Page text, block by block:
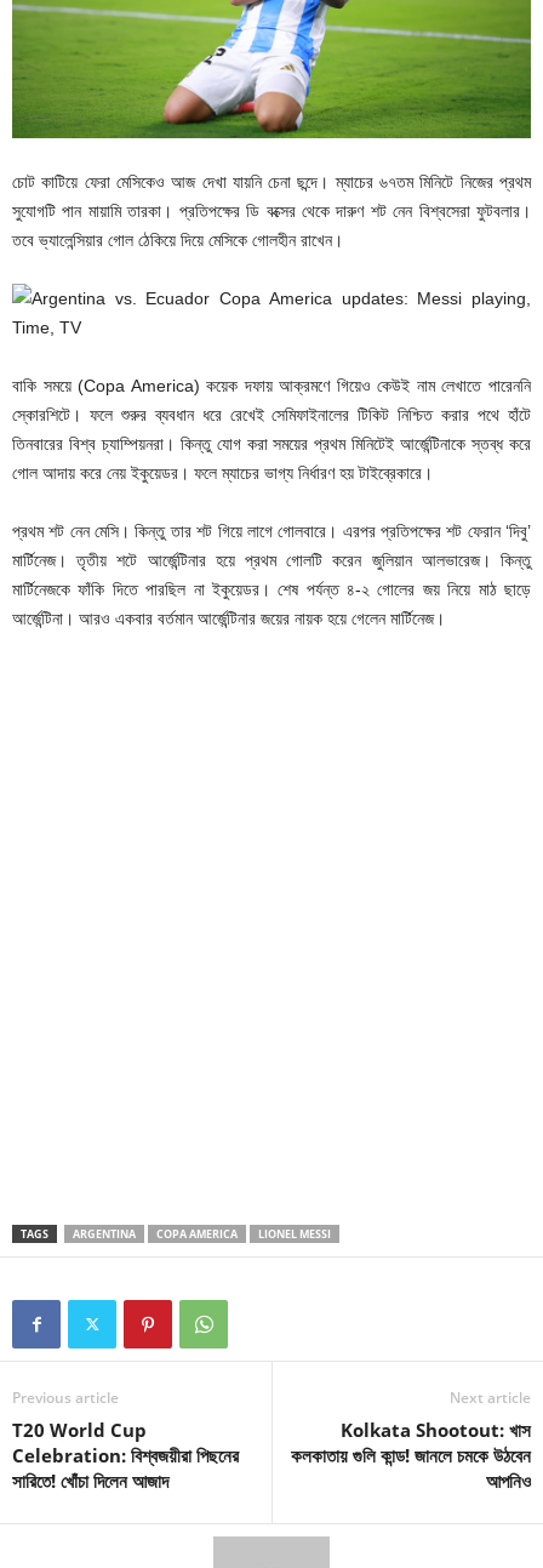
চোট কাটিয়ে ফেরা মেসিকেও আজ দেখা যায়নি চেনা ছন্দে। ম্যাচের ৬৭তম মিনিটে নিজের প্রথম
সুযোগটি পান মায়ামি তারকা। প্রতিপক্ষের ডি বক্সের থেকে দারুণ শট নেন বিশ্বসেরা ফুটবলার।
তবে ভ্যালেন্সিয়ার গোল ঠেকিয়ে দিয়ে মেসিকে গোলহীন রাখেন।
বাকি সময়ে (Copa America) কয়েক দফায় আক্রমণে গিয়েও কেউই নাম লেখাতে পারেননি
স্কোরশিটে। ফলে শুরুর ব্যবধান ধরে রেখেই সেমিফাইনালের টিকিট নিশ্চিত করার পথে হাঁটে
তিনবারের বিশ্ব চ্যাম্পিয়নরা। কিন্তু যোগ করা সময়ের প্রথম মিনিটেই আর্জেন্টিনাকে স্তব্ধ করে
গোল আদায় করে নেয় ইকুয়েডর। ফলে ম্যাচের ভাগ্য নির্ধারণ হয় টাইব্রেকারে।
প্রথম শট নেন মেসি। কিন্তু তার শট গিয়ে লাগে গোলবারে। এরপর প্রতিপক্ষের শট ফেরান ‘দিবু’
মার্টিনেজ। তৃতীয় শটে আর্জেন্টিনার হয়ে প্রথম গোলটি করেন জুলিয়ান আলভারেজ। কিন্তু
মার্টিনেজকে ফাঁকি দিতে পারছিল না ইকুয়েডর। শেষ পর্যন্ত ৪-২ গোলের জয় নিয়ে মাঠ ছাড়ে
আর্জেন্টিনা। আরও একবার বর্তমান আর্জেন্টিনার জয়ের নায়ক হয়ে গেলেন মার্টিনেজ।
TAGS ARGENTINA COPA AMERICA LIONEL MESSI
Previous article
T20 World Cup
Celebration: বিশ্বজয়ীরা পিছনের
সারিতে! খোঁচা দিলেন আজাদ
Next article
Kolkata Shootout: খাস
কলকাতায় গুলি কান্ড! জানলে চমকে উঠবেন
আপনিও